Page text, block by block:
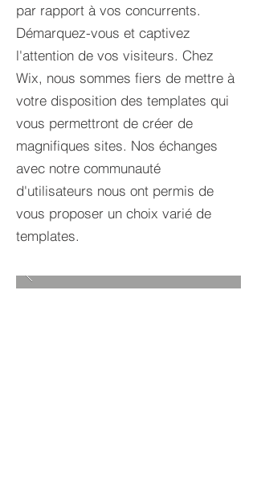
par rapport à vos concurrents.
Démarquez-vous et captivez
l'attention de vos visiteurs. Chez
Wix, nous sommes fiers de mettre à
votre disposition des templates qui
vous permettront de créer de
magnifiques sites. Nos échanges
avec notre communauté
d'utilisateurs nous ont permis de
vous proposer un choix varié de
templates.